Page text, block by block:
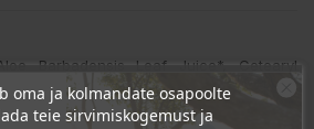
Barbadensis Leaf Juice*, Cetearyl
Dimethylamine, Cocos Nucifera Oil,
Butyrospermum Parkii Butter*,
oma ja kolmandate osapoolte
teie sirvimiskogemust ja